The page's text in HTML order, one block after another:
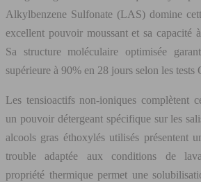
Alkylbenzene Sulfonate (LAS) domine
excellent pouvoir moussant et sa capacité
Sa structure moléculaire optimisée
supérieure à 90% en 28 jours selon les tests
Les tensioactifs non-ioniques complètent
un pouvoir détergeant spécifique sur les
alcools gras éthoxylés utilisés présentent
trouble adaptée aux conditions de
propriété thermique permet une